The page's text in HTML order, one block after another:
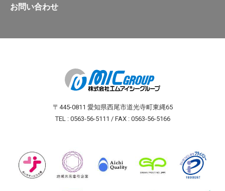
お問い合わせ
〒445-0811 愛知県西尾市道光寺町東縄65
TEL : 0563-56-5111 / FAX : 0563-56-5166